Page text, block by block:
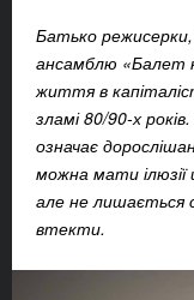
Батько
ансамблю «Балет
життя в
зламі 80/90-х
означає
можна мати ілюзії
але не лишається
втекти.